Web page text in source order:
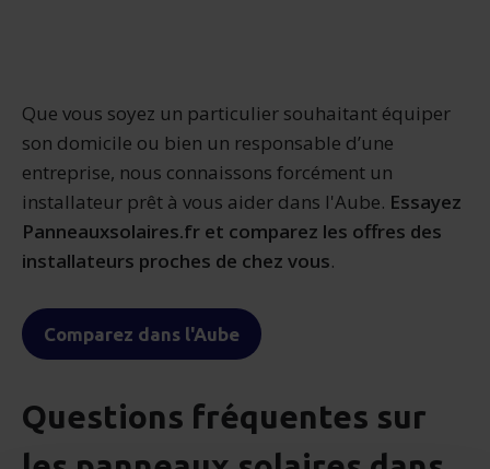
Que vous soyez un particulier souhaitant équiper
son domicile ou bien un responsable d’une
entreprise, nous connaissons forcément un
installateur prêt à vous aider dans l'Aube. Essayez
Panneauxsolaires.fr et comparez les offres des
installateurs proches de chez vous.
Comparez dans l'Aube
Questions fréquentes sur